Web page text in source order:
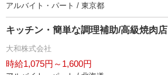
アルバイト・パート / 東京都
キッチン・簡単な調理補助/高級焼肉店
大和株式会社
時給1,075円～1,600円